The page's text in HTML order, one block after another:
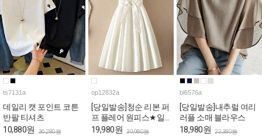
ts7131a
데일리 캣 포인트 코튼
반팔 티셔츠
10,880원 36,280원
op12832a
[당일발송]청순 리본 퍼
프 플레어 원피스★일
요특가 자정마감
19,980원 39,980원
bl6576a
[당일발송]내추럴 여리
러플 소매 블라우스
18,980원 22,380원